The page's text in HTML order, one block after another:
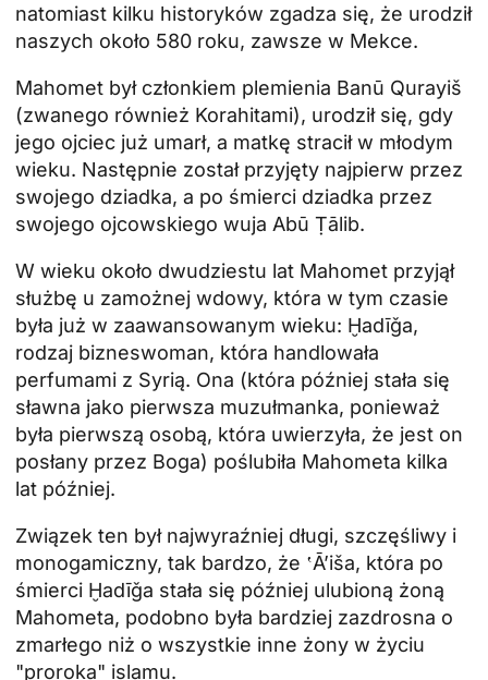
natomiast kilku historyków zgadza się, że urodził
naszych około 580 roku, zawsze w Mekce.
Mahomet był członkiem plemienia Banū Qurayiš
(zwanego również Korahitami), urodził się, gdy
jego ojciec już umarł, a matkę stracił w młodym
wieku. Następnie został przyjęty najpierw przez
swojego dziadka, a po śmierci dziadka przez
swojego ojcowskiego wuja Abū Ṭālib.
W wieku około dwudziestu lat Mahomet przyjął
służbę u zamożnej wdowy, która w tym czasie
była już w zaawansowanym wieku: Ḫadīǧa,
rodzaj bizneswoman, która handlowała
perfumami z Syrią. Ona (która później stała się
sławna jako pierwsza muzułmanka, ponieważ
była pierwszą osobą, która uwierzyła, że jest on
posłany przez Boga) poślubiła Mahometa kilka
lat później.
Związek ten był najwyraźniej długi, szczęśliwy i
monogamiczny, tak bardzo, że ‛Āʼiša, która po
śmierci Ḫadīǧa stała się później ulubioną żoną
Mahometa, podobno była bardziej zazdrosna o
zmarłego niż o wszystkie inne żony w życiu
"proroka" islamu.